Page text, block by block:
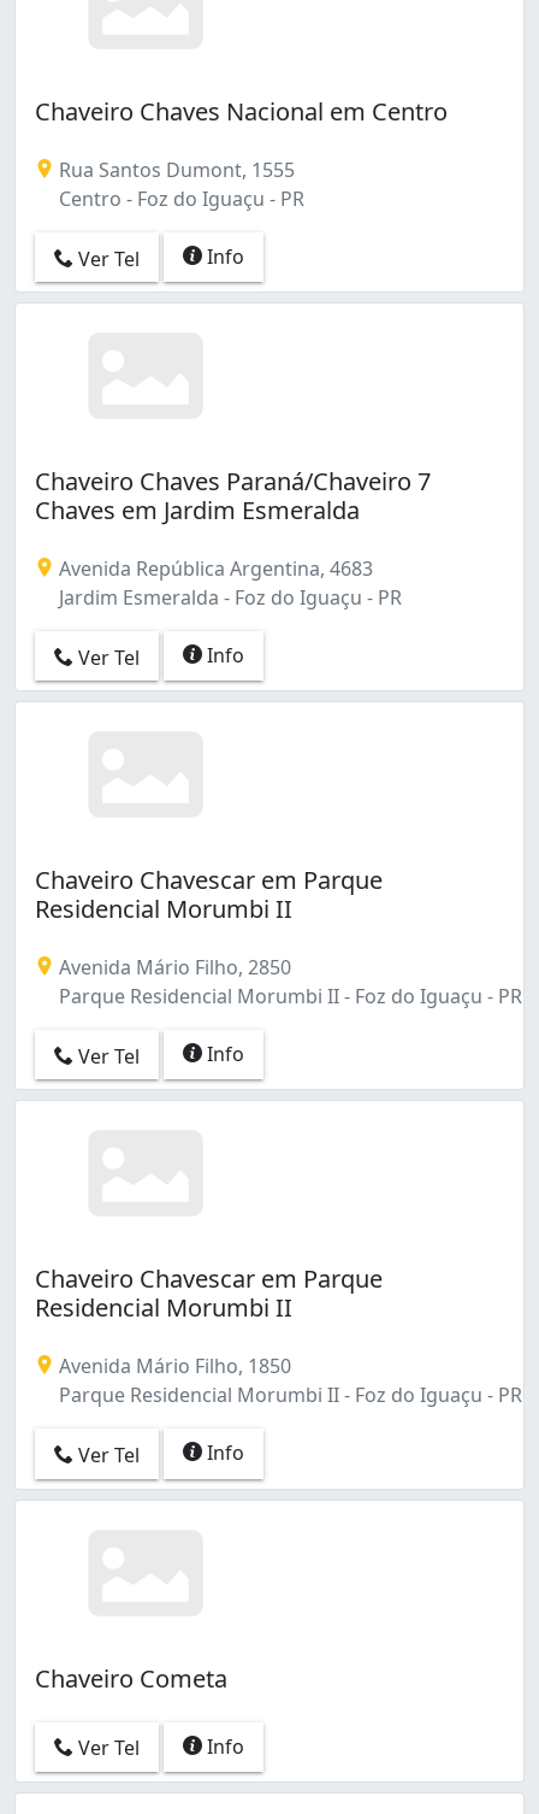
Chaveiro Chaves Nacional em Centro
Rua Santos Dumont, 1555
Centro - Foz do Iguaçu - PR
Ver Tel Info
Chaveiro Chaves Paraná/Chaveiro 7
Chaves em Jardim Esmeralda
Avenida República Argentina, 4683
Jardim Esmeralda - Foz do Iguaçu - PR
Ver Tel Info
Chaveiro Chavescar em Parque
Residencial Morumbi II
Avenida Mário Filho, 2850
Parque Residencial Morumbi II - Foz do Iguaçu - PR
Ver Tel Info
Chaveiro Chavescar em Parque
Residencial Morumbi II
Avenida Mário Filho, 1850
Parque Residencial Morumbi II - Foz do Iguaçu - PR
Ver Tel Info
Chaveiro Cometa
Ver Tel Info